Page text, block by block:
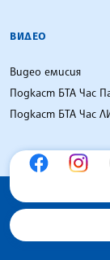
ВИДЕО
Видео емисия
Подкаст БТА Час
Подкаст БТА Час